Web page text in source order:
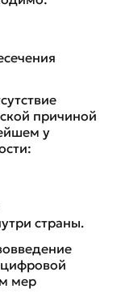
причиной
у
страны.
мер